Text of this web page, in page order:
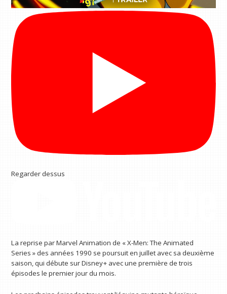
Regarder dessus
La reprise par Marvel Animation de « X-Men: The Animated
Series » des années 1990 se poursuit en juillet avec sa deuxième
saison, qui débute sur Disney+ avec une première de trois
épisodes le premier jour du mois.